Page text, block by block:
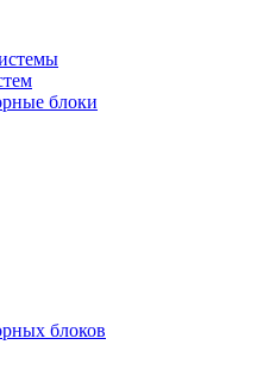
блоки
блоков